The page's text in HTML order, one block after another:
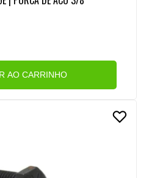
AO CARRINHO